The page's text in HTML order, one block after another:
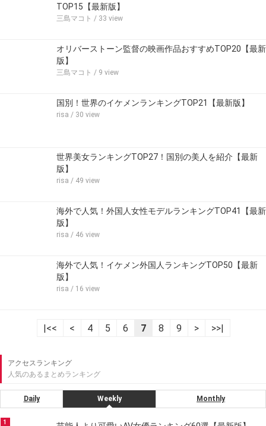
TOP15【最新版】
三島マコト / 33 view
オリバーストーン監督の映画作品おすすめTOP20【最新
版】
三島マコト / 9 view
国別！世界のイケメンランキングTOP21【最新版】
risa / 30 view
世界美女ランキングTOP27！国別の美人を紹介【最新
版】
risa / 49 view
海外で人気！外国人女性モデルランキングTOP41【最新
版】
risa / 46 view
海外で人気！イケメン外国人ランキングTOP50【最新
版】
risa / 16 view
|<< < 4 5 6 7 8 9 > >>|
アクセスランキング
人気のあるまとめランキング
Daily Weekly Monthly
1